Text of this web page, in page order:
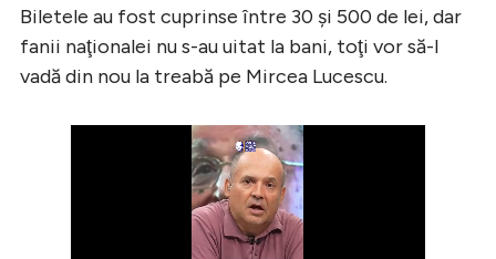
Biletele au fost cuprinse între 30 şi 500 de lei, dar
fanii naţionalei nu s-au uitat la bani, toţi vor să-l
vadă din nou la treabă pe Mircea Lucescu.